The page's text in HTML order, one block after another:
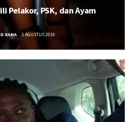
Pelakor, PSK, dan Ayam
KAHA 1 AGUSTUS 2019